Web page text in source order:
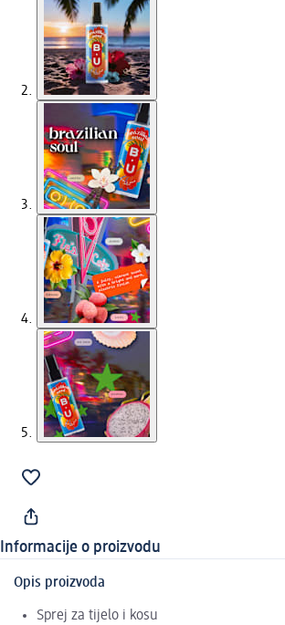
Informacije o proizvodu
Opis proizvoda
Sprej za tijelo i kosu